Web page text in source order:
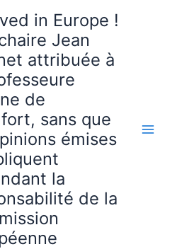
in Europe !
Jean
attribuée à
de
sans que
émises
la
de la